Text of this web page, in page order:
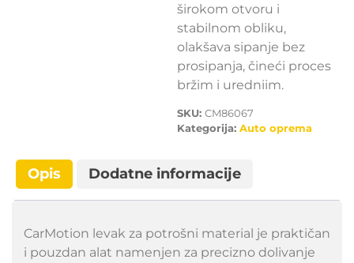
širokom otvoru i
stabilnom obliku,
olakšava sipanje bez
prosipanja, čineći proces
bržim i uredniim.
SKU: CM86067
Kategorija: Auto oprema
Opis Dodatne informacije
CarMotion levak za potrošni material je praktičan
i pouzdan alat namenjen za precizno dolivanje